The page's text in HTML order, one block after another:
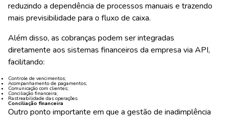
reduzindo a dependência de processos manuais e trazendo
mais previsibilidade para o fluxo de caixa.
Além disso, as cobranças podem ser integradas
diretamente aos sistemas financeiros da empresa via API,
facilitando:
Controle de vencimentos;
Acompanhamento de pagamentos;
Comunicação com clientes;
Conciliação financeira;
Rastreabilidade das operações.
Conciliação financeira
Outro ponto importante em que a gestão de inadimplência